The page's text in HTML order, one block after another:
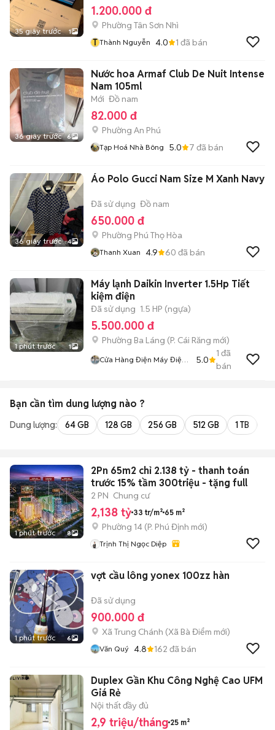
35 giây trước 1
1.200.000 đ
Phường Tân Sơn Nhì
T Thành Nguyễn 4.0 1 đã bán
36 giây trước 6
Nước hoa Armaf Club De Nuit Intense
Nam 105ml
Mới Đồ nam
82.000 đ
Phường An Phú
Tạp Hoá Nhà Bông 5.0 7 đã bán
36 giây trước 4
Áo Polo Gucci Nam Size M Xanh Navy
Đã sử dụng Đồ nam
650.000 đ
Phường Phú Thọ Hòa
Thanh Xuan 4.9 60 đã bán
1 phút trước 1
Máy lạnh Daikin Inverter 1.5Hp Tiết
kiệm điện
Đã sử dụng 1.5 HP (ngựa)
5.500.000 đ
Phường Ba Láng (P. Cái Răng mới)
Cửa Hàng Điện Máy Điện
5.0
1 đã
bán
Bạn cần tìm dung lượng nào ?
Dung lượng: 64 GB 128 GB 256 GB 512 GB 1 TB
1 phút trước 8
2Pn 65m2 chỉ 2.138 tỷ - thanh toán
trước 15% tầm 300triệu - tặng full
2 PN Chung cư
2,138 tỷ 33 tr/m² 65 m²
Phường 14 (P. Phú Định mới)
Trịnh Thị Ngọc Diệp
1 phút trước 6
vợt cầu lông yonex 100zz hàn
Đã sử dụng
900.000 đ
Xã Trung Chánh (Xã Bà Điểm mới)
Văn Quý 4.8 162 đã bán
Duplex Gần Khu Công Nghệ Cao UFM
Giá Rẻ
Nội thất đầy đủ
2,9 triệu/tháng 25 m²